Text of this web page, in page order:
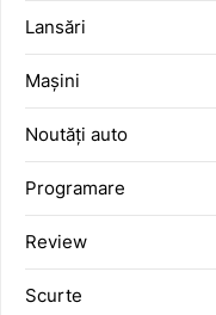
Lansări
Mașini
Noutăți auto
Programare
Review
Scurte